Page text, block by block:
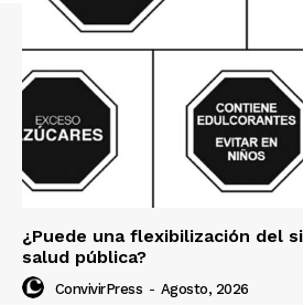
¿Puede una flexibilización del
salud pública?
ConvivirPress - Agosto, 2026